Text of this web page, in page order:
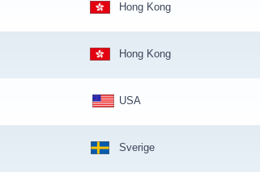
Hong Kong
Hong Kong
USA
Sverige